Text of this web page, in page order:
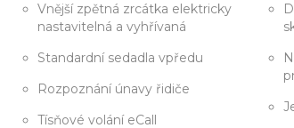
Vnější zpětná zrcátka elektricky
nastavitelná a vyhřívaná
Standardní sedadla vpředu
Rozpoznání únavy řidiče
Tísňové volání eCall